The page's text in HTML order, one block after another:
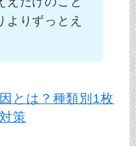
よりずっとえ
とは？種類別1枚
策